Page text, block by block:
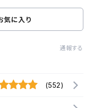
気に入り
通報する
(552)